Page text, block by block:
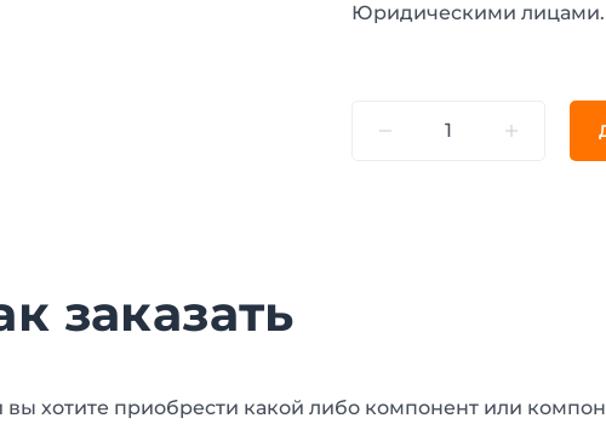
Юридическими лицами.
заказать
вы хотите приобрести какой либо компонент или